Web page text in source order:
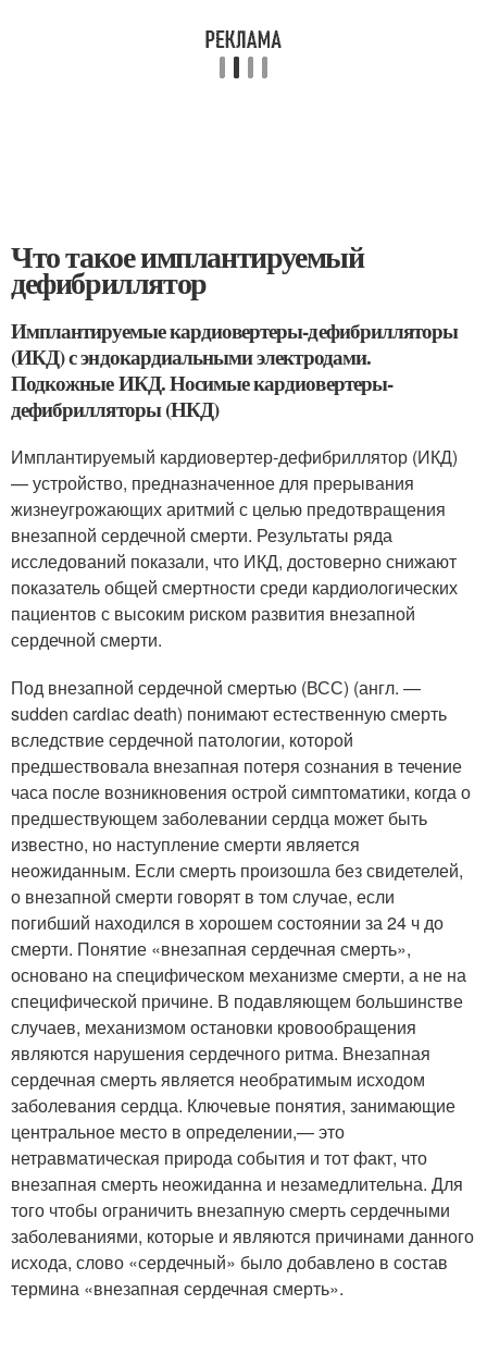
Что такое имплантируемый
дефибриллятор
Имплантируемые кардиовертеры-дефибрилляторы
(ИКД) с эндокардиальными электродами.
Подкожные ИКД. Носимые кардиовертеры-
дефибрилляторы (НКД)
Имплантируемый кардиовертер-дефибриллятор (ИКД)
— устройство, предназначенное для прерывания
жизнеугрожающих аритмий с целью предотвращения
внезапной сердечной смерти. Результаты ряда
исследований показали, что ИКД, достоверно снижают
показатель общей смертности среди кардиологических
пациентов с высоким риском развития внезапной
сердечной смерти.
Под внезапной сердечной смертью (ВСС) (англ. —
sudden cardiac death) понимают естественную смерть
вследствие сердечной патологии, которой
предшествовала внезапная потеря сознания в течение
часа после возникновения острой симптоматики, когда о
предшествующем заболевании сердца может быть
известно, но наступление смерти является
неожиданным. Если смерть произошла без свидетелей,
о внезапной смерти говорят в том случае, если
погибший находился в хорошем состоянии за 24 ч до
смерти. Понятие «внезапная сердечная смерть»,
основано на специфическом механизме смерти, а не на
специфической причине. В подавляющем большинстве
случаев, механизмом остановки кровообращения
являются нарушения сердечного ритма. Внезапная
сердечная смерть является необратимым исходом
заболевания сердца. Ключевые понятия, занимающие
центральное место в определении,— это
нетравматическая природа события и тот факт, что
внезапная смерть неожиданна и незамедлительна. Для
того чтобы ограничить внезапную смерть сердечными
заболеваниями, которые и являются причинами данного
исхода, слово «сердечный» было добавлено в состав
термина «внезапная сердечная смерть».